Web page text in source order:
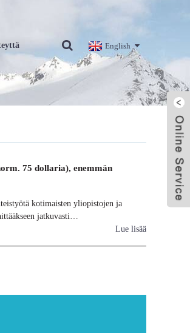
English
75 dollaria), enemmän
kotimaisten yliopistojen ja
jatkuvasti…
Lue lisää